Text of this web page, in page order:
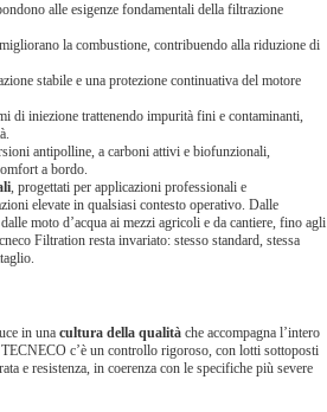
alle esigenze fondamentali della filtrazione
la combustione, contribuendo alla riduzione di
stabile e una protezione continuativa del motore
di iniezione trattenendo impurità fini e contaminanti,
antipolline, a carboni attivi e biofunzionali,
a bordo.
, progettati per applicazioni professionali e
elevate in qualsiasi contesto operativo. Dalle
moto d’acqua ai mezzi agricoli e da cantiere, fino agli
Filtration resta invariato: stesso standard, stessa
in una cultura della qualità che accompagna l’intero
c’è un controllo rigoroso, con lotti sottoposti
e resistenza, in coerenza con le specifiche più severe